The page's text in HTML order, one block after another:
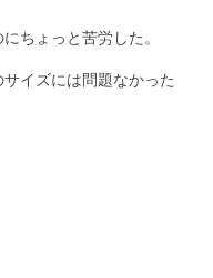
ちょっと苦労した。
イズには問題なかった